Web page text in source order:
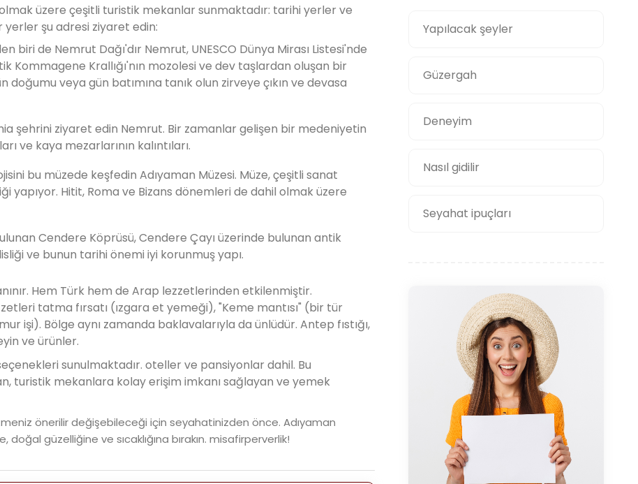
üzere çeşitli turistik mekanlar sunmaktadır: tarihi yerler ve
şu adresi ziyaret edin:
biri de Nemrut Dağı'dır Nemrut, UNESCO Dünya Mirası Listesi'nde
Kommagene Krallığı'nın mozolesi ve dev taşlardan oluşan bir
veya gün batımına tanık olun zirveye çıkın ve devasa
şehrini ziyaret edin Nemrut. Bir zamanlar gelişen bir medeniyetin
ve kaya mezarlarının kalıntıları.
bu müzede keşfedin Adıyaman Müzesi. Müze, çeşitli sanat
yapıyor. Hitit, Roma ve Bizans dönemleri de dahil olmak üzere
Cendere Köprüsü, Cendere Çayı üzerinde bulunan antik
ve bunun tarihi önemi iyi korunmuş yapı.
Hem Türk hem de Arap lezzetlerinden etkilenmiştir.
tatma fırsatı (ızgara et yemeği), "Keme mantısı" (bir tür
işi). Bölge aynı zamanda baklavalarıyla da ünlüdür. Antep fıstığı,
ve ürünler.
sunulmaktadır. oteller ve pansiyonlar dahil. Bu
turistik mekanlara kolay erişim imkanı sağlayan ve yemek
önerilir değişebileceği için seyahatinizden önce. Adıyaman
güzelliğine ve sıcaklığına bırakın. misafirperverlik!
Yapılacak şeyler
Güzergah
Deneyim
Nasıl gidilir
Seyahat ipuçları